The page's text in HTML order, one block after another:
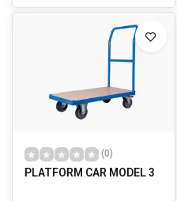
(0)
PLATFORM CAR MODEL 3